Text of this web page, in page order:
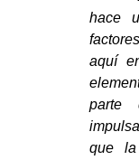
hace
aquí
parte
que